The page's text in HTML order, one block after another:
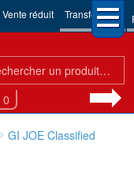
Vente réduit Transformers
0
GI JOE Classified